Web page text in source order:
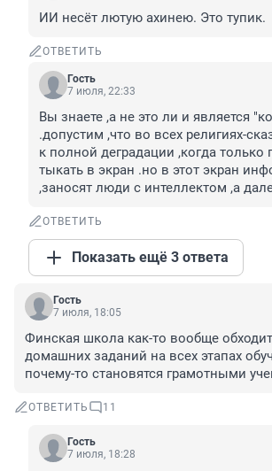
ИИ несёт лютую ахинею. Это тупик.
ОТВЕТИТЬ
Гость
7 июля, 22:33
Вы знаете ,а не это ли и является
.допустим ,что во всех религиях-
к полной деградации ,когда только
тыкать в экран .но в этот экран
,заносят люди с интеллектом ,а
ОТВЕТИТЬ
Показать ещё 3 ответа
Гость
7 июля, 18:05
Финская школа как-то вообще
домашних заданий на всех этапах
почему-то становятся грамотными
ОТВЕТИТЬ 11
Гость
7 июля, 18:28